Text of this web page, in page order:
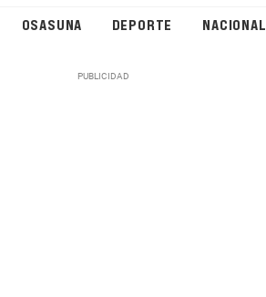
OSASUNA DEPORTE NACIONAL